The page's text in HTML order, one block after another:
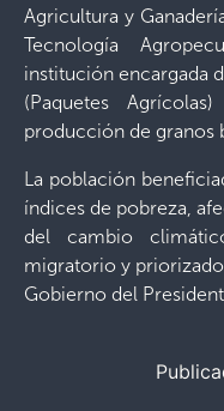
Agricultura y
Tecnología
institución encargada
(Paquetes
producción de granos
La población
índices de pobreza,
del cambio
migratorio y
Gobierno del